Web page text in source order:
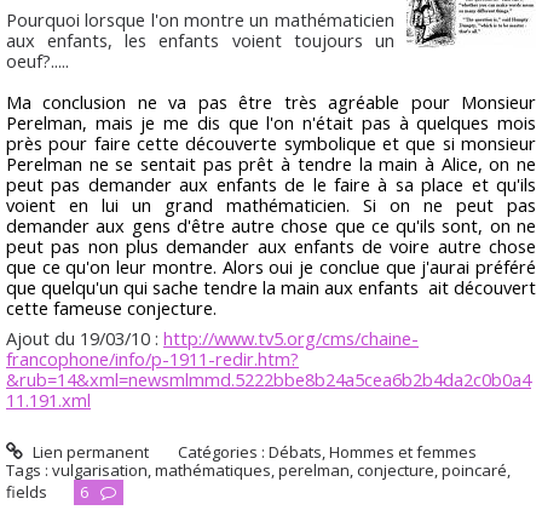
Pourquoi lorsque l'on montre un mathématicien
aux enfants, les enfants voient toujours un
oeuf?.....
Ma conclusion ne va pas être très agréable pour Monsieur
Perelman, mais je me dis que l'on n'était pas à quelques mois
près pour faire cette découverte symbolique et que si monsieur
Perelman ne se sentait pas prêt à tendre la main à Alice, on ne
peut pas demander aux enfants de le faire à sa place et qu'ils
voient en lui un grand mathématicien. Si on ne peut pas
demander aux gens d'être autre chose que ce qu'ils sont, on ne
peut pas non plus demander aux enfants de voire autre chose
que ce qu'on leur montre. Alors oui je conclue que j'aurai préféré
que quelqu'un qui sache tendre la main aux enfants ait découvert
cette fameuse conjecture.
Ajout du 19/03/10 : http://www.tv5.org/cms/chaine-
francophone/info/p-1911-redir.htm?
&rub=14&xml=newsmlmmd.5222bbe8b24a5cea6b2b4da2c0b0a4
11.191.xml
Lien permanent Catégories :Débats,Hommes et femmes
Tags : vulgarisation,mathématiques,perelman,conjecture,poincaré,
fields
6